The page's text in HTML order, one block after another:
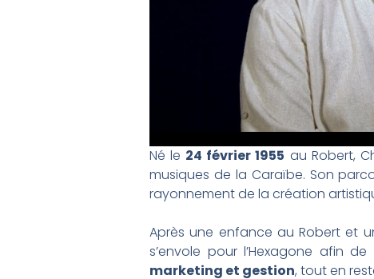
Né le 24 février 1955 au Robert,
musiques de la Caraïbe. Son
rayonnement de la création
Après une enfance au Robert et
s’envole pour l’Hexagone afin
marketing et gestion, tout en